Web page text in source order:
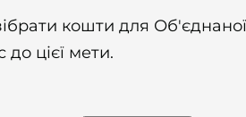
кошти для
цієї мети.